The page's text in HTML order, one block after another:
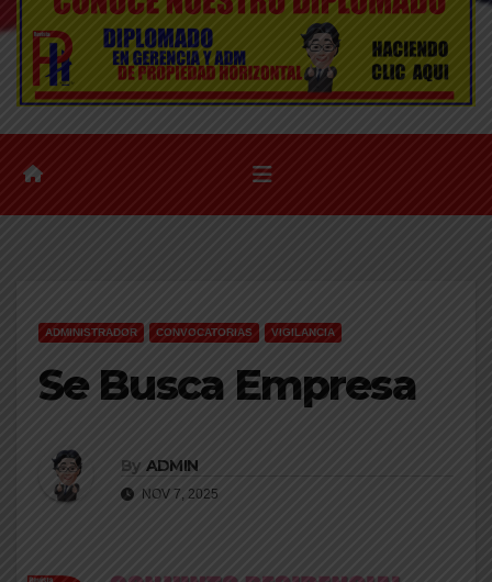
ADMINISTRADOR CONVOCATORIAS VIGILANCIA
Se Busca Empresa
By ADMIN
NOV 7, 2025